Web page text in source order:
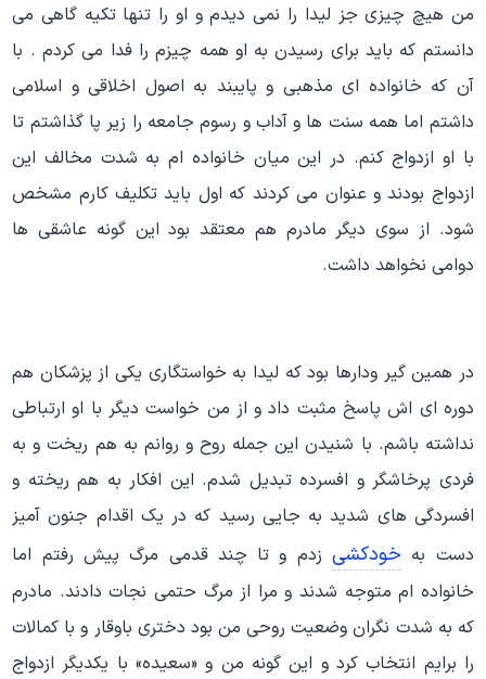
من هیچ چیزی جز لیدا را نمی دیدم و او را تنها تکیه گاهی می
دانستم که باید برای رسیدن به او همه چیزم را فدا می کردم . با
آن که خانواده ای مذهبی و پایبند به اصول اخلاقی و اسلامی
داشتم اما همه سنت ها و آداب و رسوم جامعه را زیر پا گذاشتم تا
با او ازدواج کنم. در این میان خانواده ام به شدت مخالف این
ازدواج بودند و عنوان می کردند که اول باید تکلیف کارم مشخص
شود. از سوی دیگر مادرم هم معتقد بود این گونه عاشقی ها
دوامی نخواهد داشت.
در همین گیر ودارها بود که لیدا به خواستگاری یکی از پزشکان هم
دوره ای اش پاسخ مثبت داد و از من خواست دیگر با او ارتباطی
نداشته باشم. با شنیدن این جمله روح و روانم به هم ریخت و به
فردی پرخاشگر و افسرده تبدیل شدم. این افکار به هم ریخته و
افسردگی های شدید به جایی رسید که در یک اقدام جنون آمیز
دست به خودکشیزدم و تا چند قدمی مرگ پیش رفتم اما
خانواده ام متوجه شدند و مرا از مرگ حتمی نجات دادند. مادرم
که به شدت نگران وضعیت روحی من بود دختری باوقار و با کمالات
را برایم انتخاب کرد و این گونه من و «سعیده» با یکدیگر ازدواج